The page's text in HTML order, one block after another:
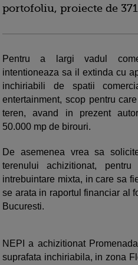
portofoliu, proiecte de
Pentru a largi vadul
intentioneaza sa il extinda cu
inchiriabili de spatii
entertainment, scop pentru
teren, avand in prezent
50.000 mp de birouri.
De asemenea vrea sa
terenului achizitionat,
intrebuintare mixta, in care sa
se arata in raportul financiar al
Bucuresti.
NEPI a achizitionat
suprafata inchiriabila, in zona